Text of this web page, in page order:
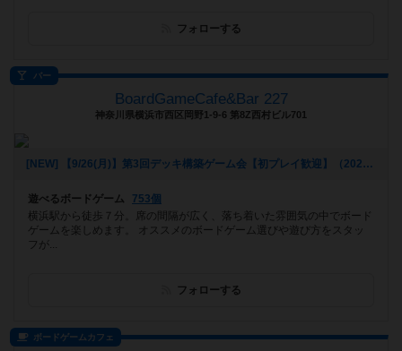
フォローする
バー
BoardGameCafe&Bar 227
神奈川県横浜市西区岡野1-9-6 第8Z西村ビル701
[NEW] 【9/26(月)】第3回デッキ構築ゲーム会【初プレイ歓迎】（2022年09月11日 20時39分）
遊べるボードゲーム
753個
横浜駅から徒歩７分。席の間隔が広く、落ち着いた雰囲気の中でボード
ゲームを楽しめます。 オススメのボードゲーム選びや遊び方をスタッ
フが...
フォローする
ボードゲームカフェ